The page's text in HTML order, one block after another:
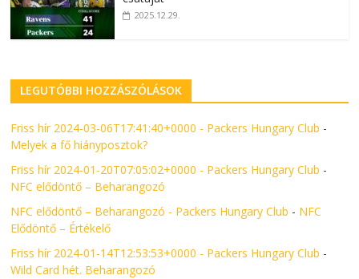
2025.12.29.
LEGUTÓBBI HOZZÁSZÓLÁSOK
Friss hír 2024-03-06T17:41:40+0000 - Packers Hungary Club -
Melyek a fő hiányposztok?
Friss hír 2024-01-20T07:05:02+0000 - Packers Hungary Club -
NFC elődöntő – Beharangozó
NFC elődöntő – Beharangozó - Packers Hungary Club - NFC
Elődöntő – Értékelő
Friss hír 2024-01-14T12:53:53+0000 - Packers Hungary Club -
Wild Card hét. Beharangozó